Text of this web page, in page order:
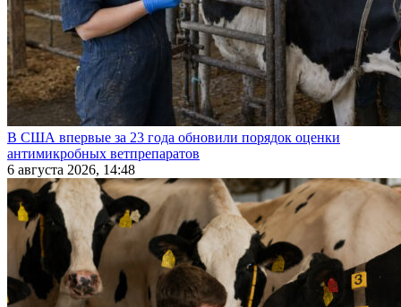
В США впервые за 23 года обновили порядок оценки
антимикробных ветпрепаратов
6 августа 2026, 14:48